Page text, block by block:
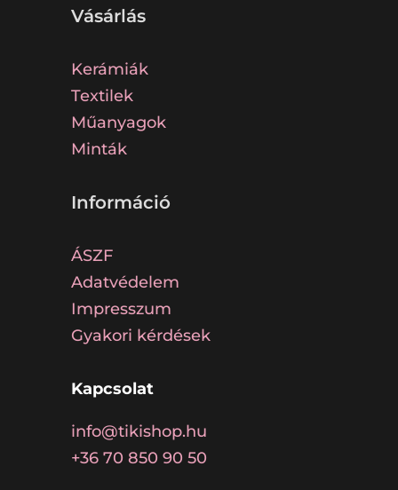
Vásárlás
Kerámiák
Textilek
Műanyagok
Minták
Információ
ÁSZF
Adatvédelem
Impresszum
Gyakori kérdések
Kapcsolat
info@tikishop.hu
+36 70 850 90 50